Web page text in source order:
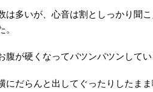
は多いが、心音は割としっかり聞
。
腹が硬くなってパツンパツンしてい
にだらんと出してぐったりしたま